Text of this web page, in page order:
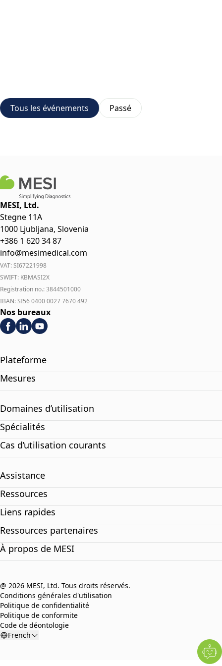
Tous les événements Passé
MESI, Ltd.
Stegne 11A
1000 Ljubljana, Slovenia
+386 1 620 34 87
info@mesimedical.com
VAT: SI67221998
SWIFT: KBMASI2X
Registration no.: 3844501000
IBAN: SI56 0400 0027 7670 492
Nos bureaux
Plateforme
Mesures
Domaines d’utilisation
Spécialités
Cas d’utilisation courants
Assistance
Ressources
Liens rapides
Ressources partenaires
À propos de MESI
@ 2026 MESI, Ltd. Tous droits réservés.
Conditions générales d'utilisation
Politique de confidentialité
Politique de conformite
Code de déontologie
French